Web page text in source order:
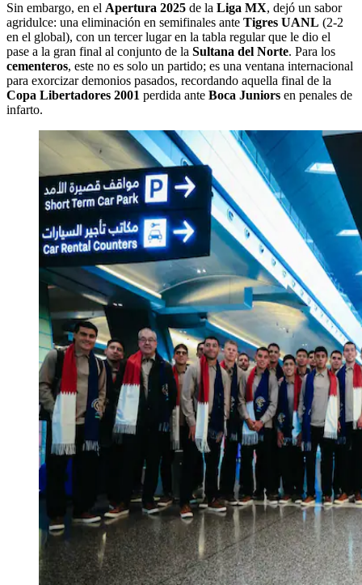
Sin embargo, en el Apertura 2025 de la Liga MX, dejó un sabor
agridulce: una eliminación en semifinales ante Tigres UANL (2-2
en el global), con un tercer lugar en la tabla regular que le dio el
pase a la gran final al conjunto de la Sultana del Norte. Para los
cementeros, este no es solo un partido; es una ventana internacional
para exorcizar demonios pasados, recordando aquella final de la
Copa Libertadores 2001 perdida ante Boca Juniors en penales de
infarto.